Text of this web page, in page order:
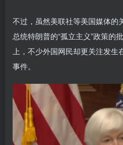
不过，虽然美联社等美国媒体的
总统特朗普的“孤立主义”政策的
上，不少外国网民却更关注发
事件。